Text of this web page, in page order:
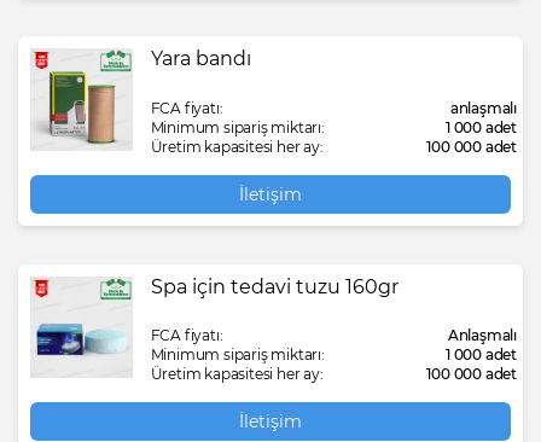
Yara bandı
FCA fiyatı:
anlaşmalı
Minimum sipariş miktarı:
1 000 adet
Üretim kapasitesi her ay:
100 000 adet
İletişim
Spa için tedavi tuzu 160gr
FCA fiyatı:
Anlaşmalı
Minimum sipariş miktarı:
1 000 adet
Üretim kapasitesi her ay:
100 000 adet
İletişim